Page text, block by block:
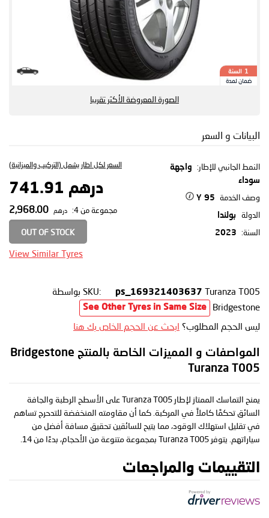
1 السنة
ضمان لمدة
الصورة المعروضة الأكثر تقريبا
البيانات و السعر
النمط الجانبي للإطار:
واجهة
سوداء
وصف الخدمة 95 Y
الدولة بولندا
السنة: 2023
السعر لكل اطار يشمل (التركيب والميزانية)
درهم 741.91
مجموعة من 4: درهم
OUT OF STOCK
View Similar Tyres
SKU: ps_169321403637 Turanza T005
بواسطة
Bridgestone
See Other Tyres in Same Size
ليس الحجم المطلوب؟ ابحث عن الحجم الخاص بك هنا
المواصفات و المميزات الخاصة بالمنتج Bridgestone
Turanza T005
يمنح التماسك الممتاز لإطار Turanza T005 على الأسطح الرطبة والجافة
السائق تحكمًا كاملاً في المركبة. كما أن مقاومته المنخفضة للتدحرج تساهم
في تقليل استهلاك الوقود، مما يتيح للسائقين تحقيق مسافة أفضل من
سياراتهم. يتوفر Turanza T005 بمجموعة متنوعة من الأحجام، بدءًا من 14.
التقييمات والمراجعات